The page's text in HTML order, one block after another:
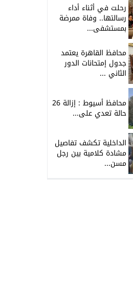
رحلت في أثناء أداء
رسالتها.. وفاة ممرضة
بمستشفى...
محافظ القاهرة يعتمد
جدول إمتحانات الدور
الثاني ...
محافظ أسيوط : إزالة 26
حالة تعدي على...
الداخلية تكشف تفاصيل
مشادة كلامية بين رجل
مسن...